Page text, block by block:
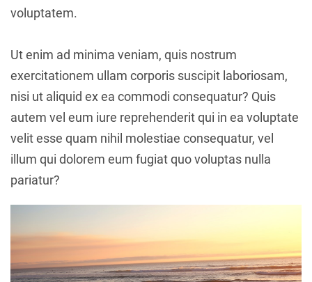
voluptatem.
Ut enim ad minima veniam, quis nostrum
exercitationem ullam corporis suscipit laboriosam,
nisi ut aliquid ex ea commodi consequatur? Quis
autem vel eum iure reprehenderit qui in ea voluptate
velit esse quam nihil molestiae consequatur, vel
illum qui dolorem eum fugiat quo voluptas nulla
pariatur?